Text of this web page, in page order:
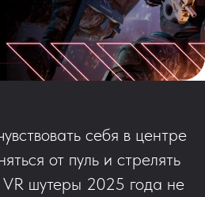
себя в центре
от пуль и стрелять
шутеры 2025 года не